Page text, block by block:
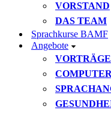
VORSTAND
DAS TEAM
Sprachkurse BAMF
Angebote
VORTRÄGE